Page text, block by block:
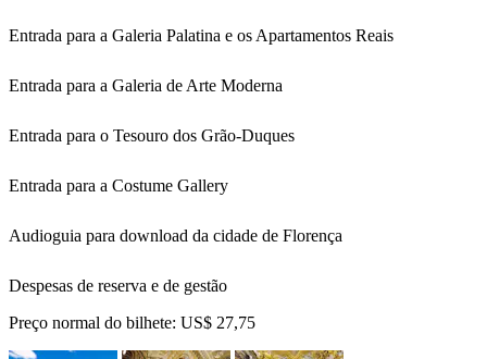
Entrada para a Galeria Palatina e os Apartamentos Reais
Entrada para a Galeria de Arte Moderna
Entrada para o Tesouro dos Grão-Duques
Entrada para a Costume Gallery
Audioguia para download da cidade de Florença
Despesas de reserva e de gestão
Preço normal do bilhete: US$ 27,75